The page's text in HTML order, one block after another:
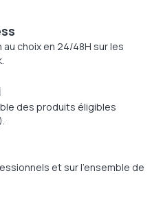
choix en 24/48H sur les
des produits éligibles
et sur l'ensemble de